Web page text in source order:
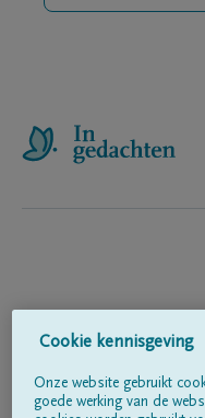
Volg ons op
Cookie kennisgeving
Onze website gebruikt
goede werking van de